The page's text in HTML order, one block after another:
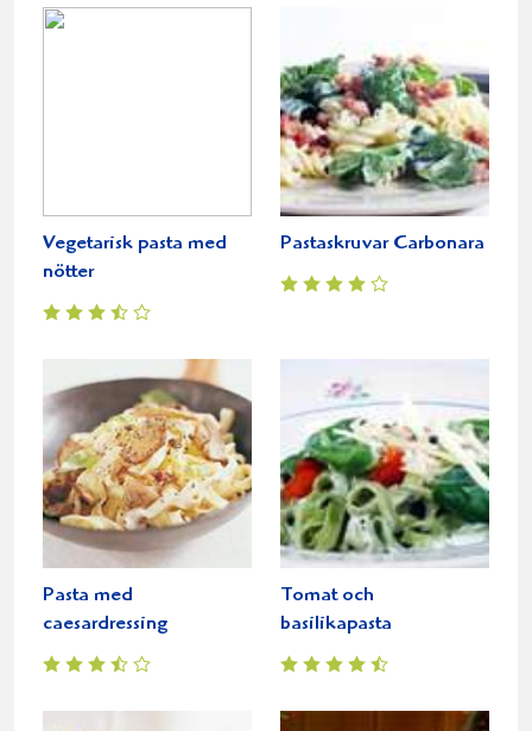
Vegetarisk pasta med
nötter
Pastaskruvar Carbonara
Pasta med
caesardressing
Tomat och
basilikapasta